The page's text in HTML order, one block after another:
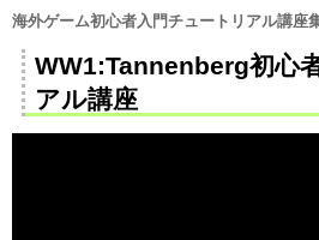
海外ゲーム初心者入門チュートリアル講座
WW1:Tannenberg初心
アル講座